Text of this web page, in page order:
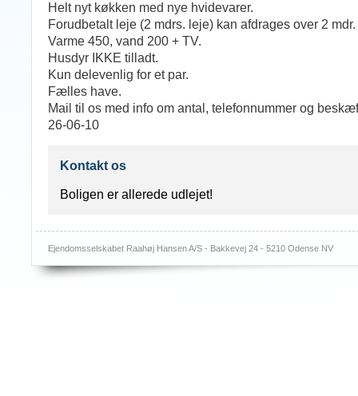
Helt nyt køkken med nye hvidevarer.
Forudbetalt leje (2 mdrs. leje) kan afdrages over 2 mdr.
Varme 450, vand 200 + TV.
Husdyr IKKE tilladt.
Kun delevenlig for et par.
Fælles have.
Mail til os med info om antal, telefonnummer og
26-06-10
Kontakt os
Boligen er allerede udlejet!
Ejendomsselskabet Raahøj Hansen A/S - Bakkevej 24 - 5210 Odense NV